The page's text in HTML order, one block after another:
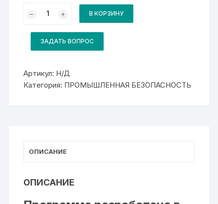
товара
курса
Требования
промышленной
металлургической
промышленности
В КОРЗИНУ
ЗАДАТЬ ВОПРОС
Артикул: Н/Д
Категория: ПРОМЫШЛЕННАЯ БЕЗОПАСНОСТЬ
ОПИСАНИЕ
ОПИСАНИЕ